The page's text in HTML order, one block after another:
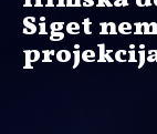
Siget